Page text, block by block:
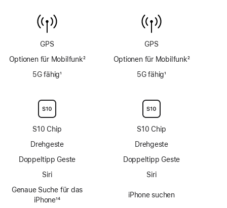
GPS
Optionen für Mobilfunk
Fußnote
2
5G fähig1
S10 Chip
Drehgeste
Doppeltipp Geste
Siri
Genaue Suche für das
iPhone14
GPS
Optionen für Mobilfunk
Fußnote
2
5G fähig1
S10 Chip
Drehgeste
Doppeltipp Geste
Siri
iPhone suchen